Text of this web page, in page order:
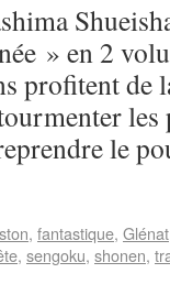
» en 2
profitent de
les
le
, fantastique, Glénat
, sengoku, shonen,